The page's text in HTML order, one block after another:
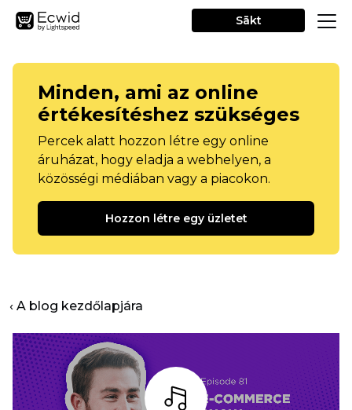
Sākt
Minden, ami az online
értékesítéshez szükséges
Percek alatt hozzon létre egy online
áruházat, hogy eladja a webhelyen, a
közösségi médiában vagy a piacokon.
Hozzon létre egy üzletet
‹ A blog kezdőlapjára